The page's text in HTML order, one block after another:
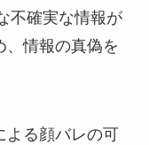
不確実な情報が
、情報の真偽を
よる顔バレの可